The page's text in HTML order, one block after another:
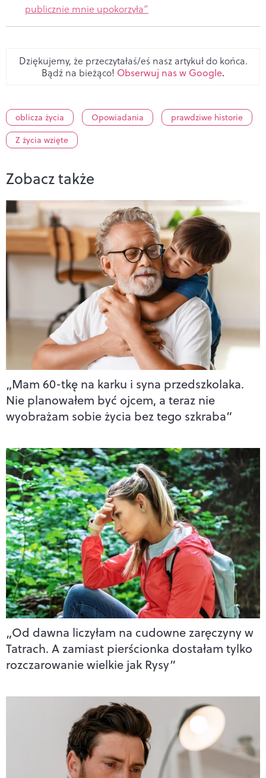
publicznie mnie upokorzyła”
Dziękujemy, że przeczytałaś/eś nasz artykuł do końca.
Bądź na bieżąco! Obserwuj nas w Google.
oblicza życia Opowiadania
prawdziwe historie
Z życia wzięte
Zobacz także
„Mam 60-tkę na karku i syna przedszkolaka.
Nie planowałem być ojcem, a teraz nie
wyobrażam sobie życia bez tego szkraba”
„Od dawna liczyłam na cudowne zaręczyny w
Tatrach. A zamiast pierścionka dostałam tylko
rozczarowanie wielkie jak Rysy”